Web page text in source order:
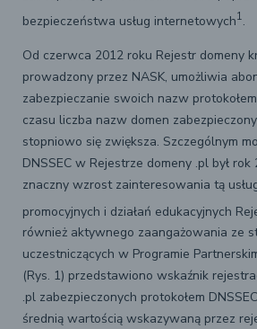
bezpieczeństwa usług internetowych1.
Od czerwca 2012 roku Rejestr domeny
prowadzony przez NASK, umożliwia
zabezpieczanie swoich nazw
czasu liczba nazw domen
stopniowo się zwiększa. Szczególnym
DNSSEC w Rejestrze domeny .pl był rok
znaczny wzrost zainteresowania tą
promocyjnych i działań edukacyjnych
również aktywnego zaangażowania ze
uczestniczących w Programie
(Rys. 1) przedstawiono wskaźnik
.pl zabezpieczonych protokołem
średnią wartością wskazywaną przez